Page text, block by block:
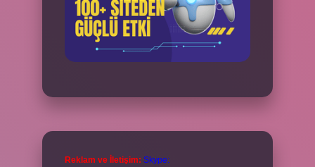
Reklam ve İletişim: Skype: